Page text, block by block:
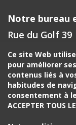
Ce site Web
pour améliorer
contenus liés à
habitudes de
consentement à
ACCEPTER TOUS
Notre bureau
Rue du Golf 39
1971 Grimisuat
+41-27-588-00-
Votre contact
+41-24-539-16-